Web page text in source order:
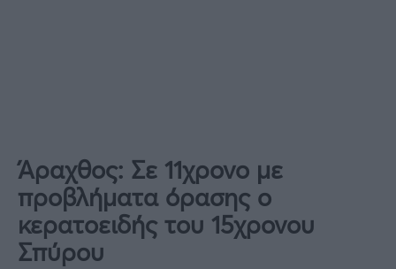
Άραχθος: Σε 11χρονο με
προβλήματα όρασης ο
κερατοειδής του 15χρονου
Σπύρου